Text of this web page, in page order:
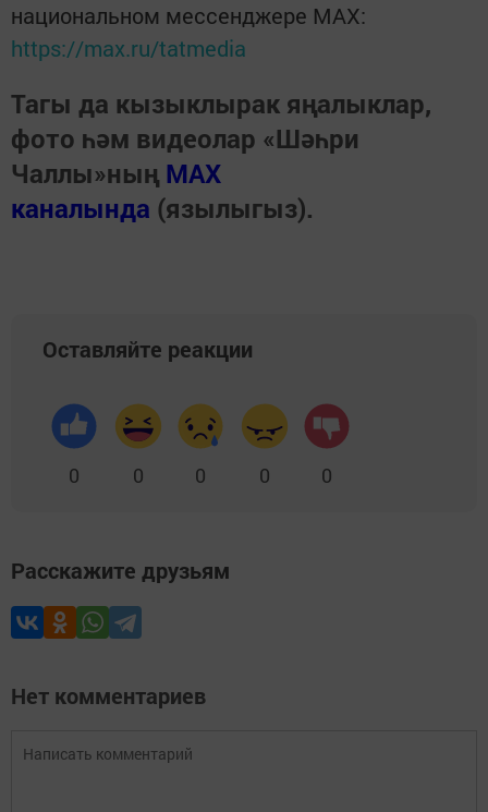
национальном мессенджере MАХ:
https://max.ru/tatmedia
Тагы да кызыклырак яңалыклар,
фото һәм видеолар «Шәһри
Чаллы»ның MAX
каналында (язылыгыз).
Оставляйте реакции
0 0 0 0 0
Расскажите друзьям
Нет комментариев